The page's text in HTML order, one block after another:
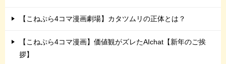
【こねぷら4コマ漫画劇場】カタツムリの正体とは？
【こねぷら4コマ漫画】価値観がズレたAIchat【新年のご挨
拶】